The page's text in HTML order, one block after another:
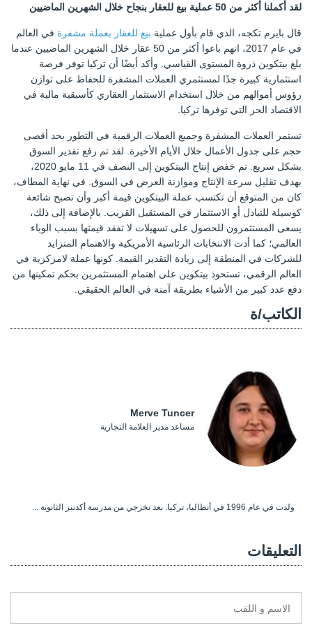
لقد أكملنا أكثر من 50 عملية بيع للعقار بنجاح خلال الشهرين الماضيين
قال بايرم تكجه، الذي قام بأول عملية بيع للعقار بعملة مشفرة في العالم
في عام 2017، انهم باعوا أكثر من 50 عقار خلال الشهرين الماضيين عندما
بلغ بيتكوين ذروة المستوى القياسي. وأكد أيضًا أن تركيا توفر فرصة
استثمارية كبيرة جدًا لمستثمري العملات المشفرة للحفاظ على توازن
رؤوس أموالهم من خلال استخدام الاستثمار العقاري كأسبقية مالية في
الاقتصاد الحر التي توفرها تركيا.
تستمر العملات المشفرة وجميع العملات الرقمية في التطور بحد أقصى
حجم على جدول الأعمال خلال الأيام الأخيرة. لقد تم رفع تقدير السوق
بشكل سريع. تم خفض إنتاج البيتكوين إلى النصف في 11 مايو 2020،
بهدف تقليل سرعة الإنتاج وموازنة العرض في السوق. في نهاية المطاف،
كان من المتوقع أن تكتسب عملة البيتكوين قيمة أكبر وأن تصبح شائعة
كوسيلة للتبادل أو الاستثمار في المستقبل القريب. بالإضافة إلى ذلك،
يسعى المستثمرون للحصول على تسهيلات لا تفقد قيمتها بسبب الوباء
العالمي؛ كما أدت الانتخابات الرئاسية الأمريكية والاهتمام المتزايد
للشركات في المنطقة إلى زيادة التقدير القيمة. كونها عملة لامركزية في
العالم الرقمي، تستحوذ بيتكوين على اهتمام المستثمرين بحكم تمكينها من
دفع عدد كبير من الأشياء بطريقة آمنة في العالم الحقيقي.
الكاتب/ة
Merve Tuncer
مساعد مدير العلامة التجارية
ولدت في عام 1996 في أنطاليا، تركيا. بعد تخرجي من مدرسة أكدنيز الثانوية ...
التعليقات